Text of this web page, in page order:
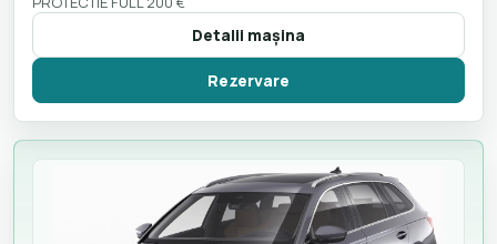
Detalii maşina
Rezervare